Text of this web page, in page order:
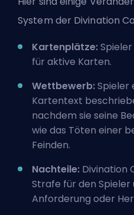
System der Divination
Kartenplätze:
für aktive Karten.
Wettbewerb:Spieler
Kartentext
nachdem sie seine
wie das Töten einer
Feinden.
Nachteile: Divination
Strafe für den Spieler
Anforderung oder